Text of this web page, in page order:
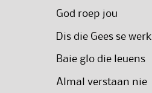
God roep jou
Dis die Gees se werk
Baie glo die leuens
Almal verstaan nie